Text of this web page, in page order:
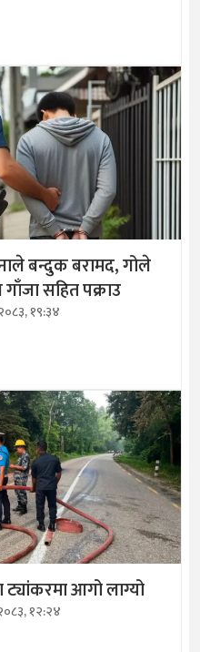
बन्दुक बरामद, गोले
सहित पक्राउ
१९:३४
आगो लाग्यो
१२:२४